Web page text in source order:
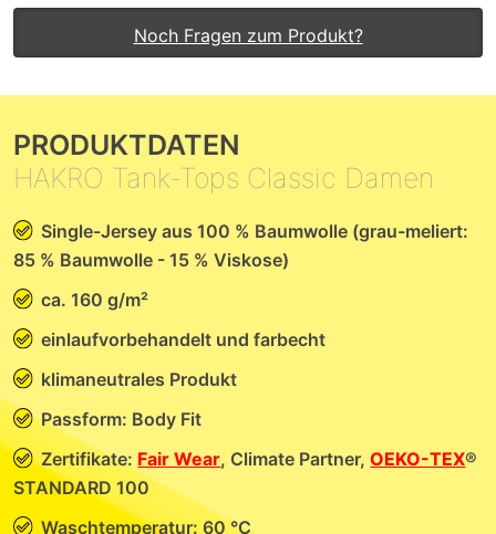
Noch Fragen zum Produkt?
PRODUKTDATEN
HAKRO Tank-Tops Classic Damen
Single-Jersey aus 100 % Baumwolle (grau-meliert:
85 % Baumwolle - 15 % Viskose)
ca. 160 g/m²
einlaufvorbehandelt und farbecht
klimaneutrales Produkt
Passform: Body Fit
Zertifikate: Fair Wear, Climate Partner,OEKO-TEX®
STANDARD 100
Waschtemperatur: 60 °C